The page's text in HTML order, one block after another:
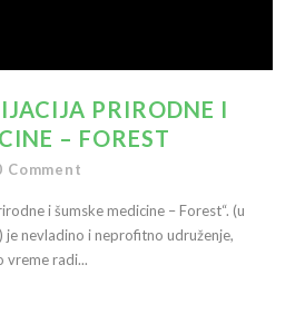
PRIRODNE I
– FOREST
Comment
i šumske medicine – Forest“. (u
je nevladino i neprofitno udruženje,
vreme radi...